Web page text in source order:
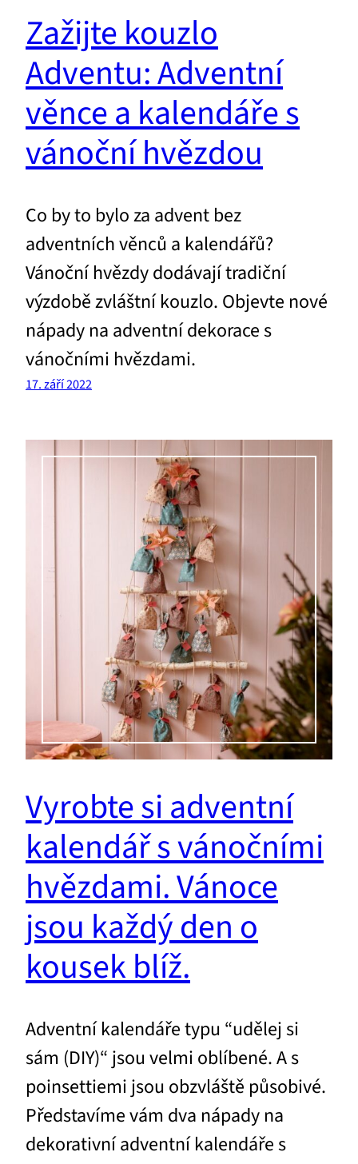
Zažijte kouzlo
Adventu: Adventní
věnce a kalendáře s
vánoční hvězdou
Co by to bylo za advent bez
adventních věnců a kalendářů?
Vánoční hvězdy dodávají tradiční
výzdobě zvláštní kouzlo. Objevte nové
nápady na adventní dekorace s
vánočními hvězdami.
17. září 2022
Vyrobte si adventní
kalendář s vánočními
hvězdami. Vánoce
jsou každý den o
kousek blíž.
Adventní kalendáře typu “udělej si
sám (DIY)“ jsou velmi oblíbené. A s
poinsettiemi jsou obzvláště působivé.
Představíme vám dva nápady na
dekorativní adventní kalendáře s